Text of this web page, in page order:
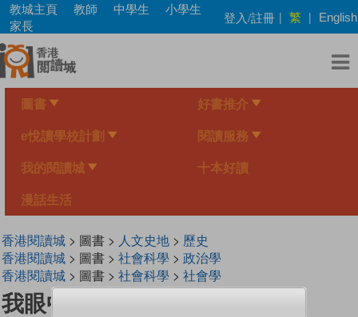
Skip
main
content
教城主頁 教師 中學生
小學生
家長
登入/註冊 | 繁 | English
圖書 好書推介
e悅讀學校計劃 閱讀服務
我的閱讀城 十本好讀
漫話生活
香港閱讀城> 圖書 > 人文史地> 歷史
香港閱讀城> 圖書 > 社會科學 > 政治學
香港閱讀城> 圖書 > 社會科學 > 社會學
我眼中的殖民時代香港